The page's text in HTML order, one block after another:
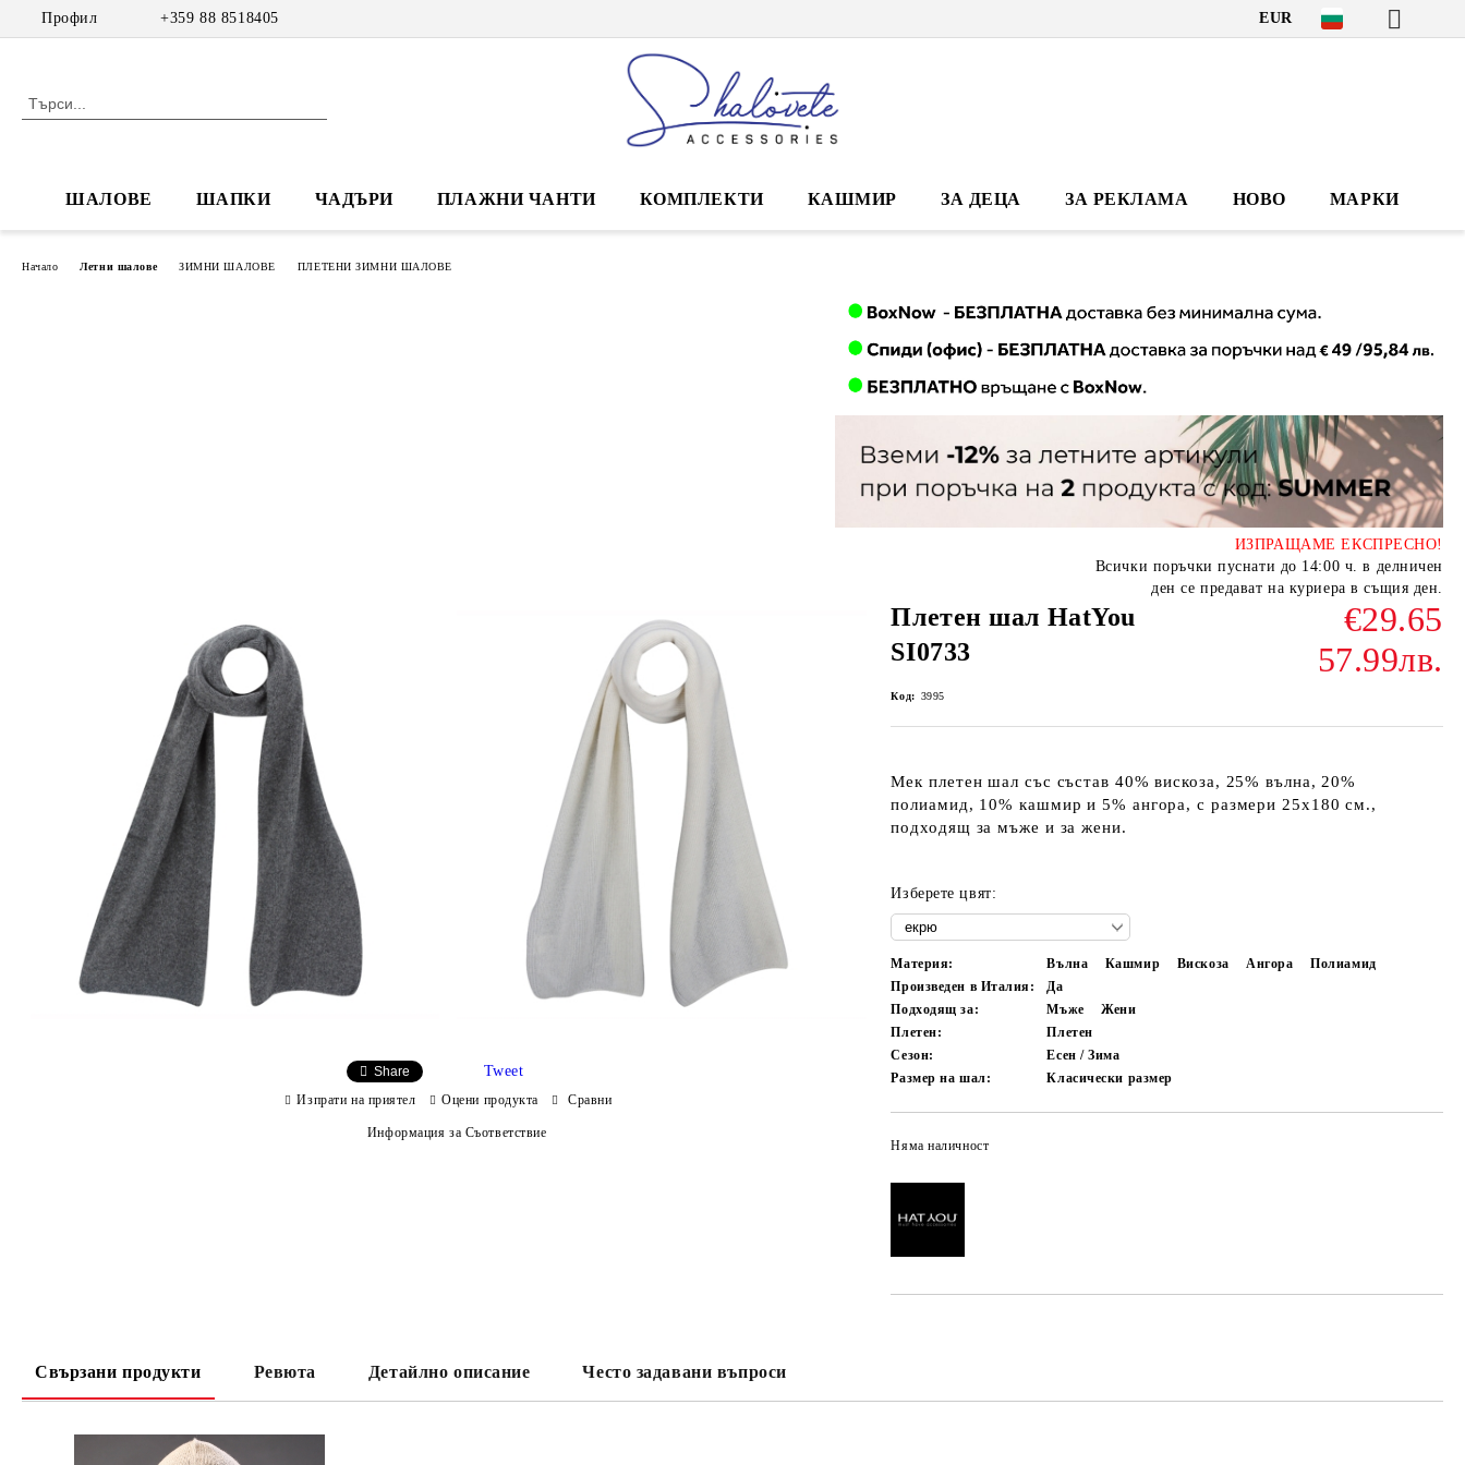
Профил +359 88 8518405 EUR
ШАЛОВЕ ШАПКИ ЧАДЪРИ ПЛАЖНИ ЧАНТИ КОМПЛЕКТИ КАШМИР ЗА ДЕЦА ЗА РЕКЛАМА НОВО МАРКИ
Начало Летни шалове ЗИМНИ ШАЛОВЕ ПЛЕТЕНИ ЗИМНИ ШАЛОВЕ
ИЗПРАЩАМЕ ЕКСПРЕСНО!
Всички поръчки пуснати до 14:00 ч. в делничен
ден се предават на куриера в същия ден.
Плетен шал HatYou
SI0733
€29.65
57.99лв.
Код: 3995
Мек плетен шал със състав 40% вискоза, 25% вълна, 20%
полиамид, 10% кашмир и 5% ангора, с размери 25х180 см.,
подходящ за мъже и за жени.
Изберете цвят:
Материя: Вълна Кашмир Вискоза Ангора
Полиамид
Произведен в Италия:
Да
Подходящ за:
Мъже
Жени
Плетен:
Плетен
Сезон:
Есен / Зима
Размер на шал:
Класически размер
Няма наличност
Share Tweet
Изпрати на приятел Оцени продукта Сравни
Информация за Съответствие
Свързани продукти Ревюта Детайлно описание Често задавани въпроси